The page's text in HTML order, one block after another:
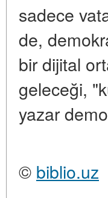
sadece
de,
bir dijital
geleceği,
yazar
© biblio.uz